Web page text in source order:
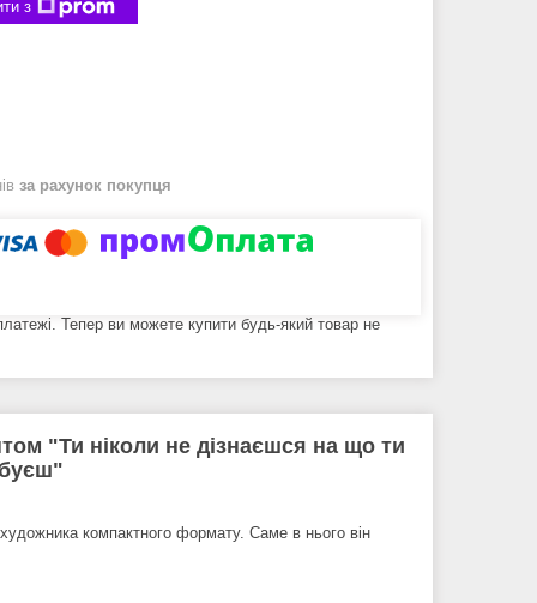
з
за рахунок покупця
Тепер ви можете купити будь-який товар не
"Ти ніколи не дізнаєшся на що ти
компактного формату. Саме в нього він